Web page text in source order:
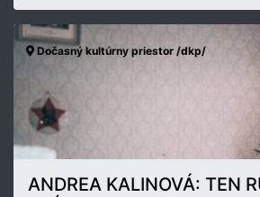
Dočasný kultúrny priestor /dkp/
ANDREA KALINOVÁ: TEN